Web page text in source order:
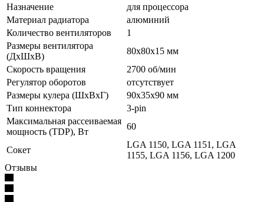
Назначение
для процессора
Материал радиатора
алюминий
Количество вентиляторов
1
Размеры вентилятора
(ДхШхВ)
80x80x15 мм
Скорость вращения
2700 об/мин
Регулятор оборотов
отсутствует
Размеры кулера (ШхВxГ)
90x35x90 мм
Тип коннектора
3-pin
Максимальная рассеиваемая
мощность (TDP), Вт
60
Сокет
LGA 1150, LGA 1151, LGA
1155, LGA 1156, LGA 1200
Отзывы